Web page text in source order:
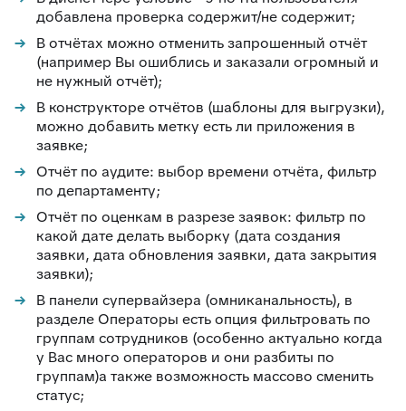
добавлена проверка содержит/не содержит;
В отчётах можно отменить запрошенный отчёт
(например Вы ошиблись и заказали огромный и
не нужный отчёт);
В конструкторе отчётов (шаблоны для выгрузки),
можно добавить метку есть ли приложения в
заявке;
Отчёт по аудите: выбор времени отчёта, фильтр
по департаменту;
Отчёт по оценкам в разрезе заявок: фильтр по
какой дате делать выборку (дата создания
заявки, дата обновления заявки, дата закрытия
заявки);
В панели супервайзера (омниканальность), в
разделе Операторы есть опция фильтровать по
группам сотрудников (особенно актуально когда
у Вас много операторов и они разбиты по
группам)а также возможность массово сменить
статус;